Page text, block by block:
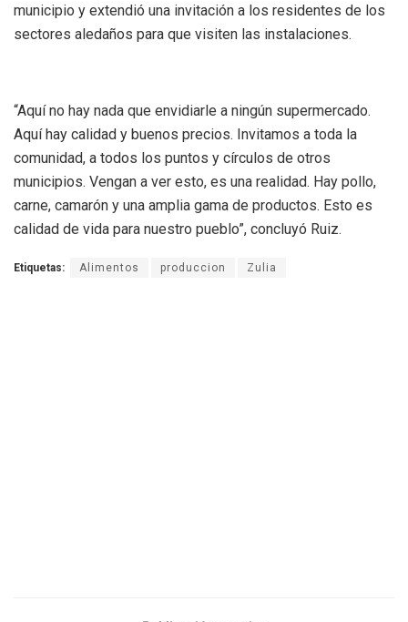
municipio y extendió una invitación a los residentes de los
sectores aledaños para que visiten las instalaciones.
“Aquí no hay nada que envidiarle a ningún supermercado.
Aquí hay calidad y buenos precios. Invitamos a toda la
comunidad, a todos los puntos y círculos de otros
municipios. Vengan a ver esto, es una realidad. Hay pollo,
carne, camarón y una amplia gama de productos. Esto es
calidad de vida para nuestro pueblo”, concluyó Ruiz.
Etiquetas: Alimentos produccion Zulia